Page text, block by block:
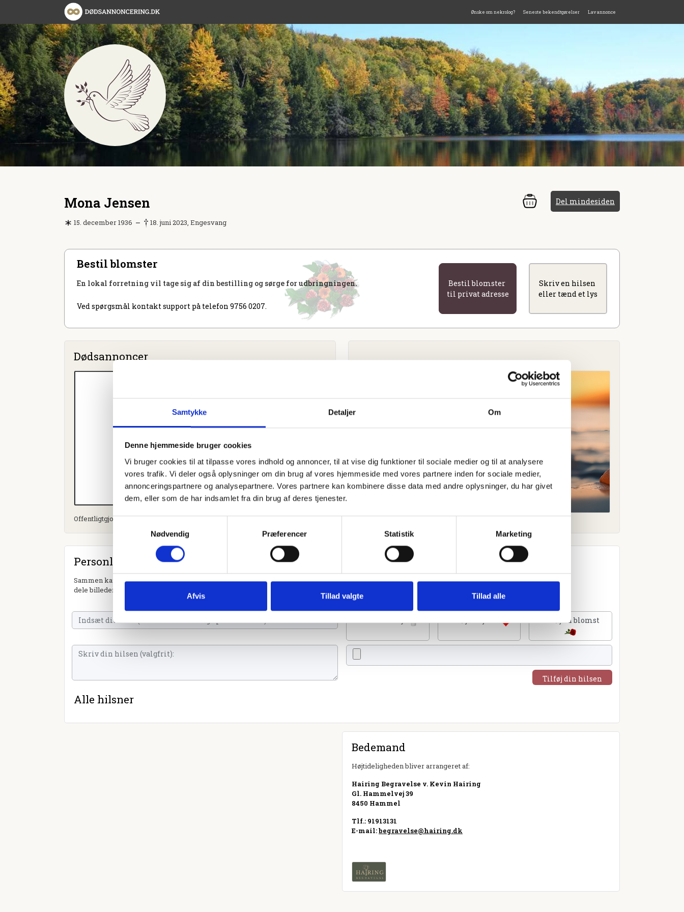
Samtykke Detaljer Om
Denne hjemmeside bruger cookies
Vi bruger cookies til at tilpasse vores indhold og annoncer, til at vise dig funktioner til sociale medier og til at analysere
vores trafik. Vi deler også oplysninger om din brug af vores hjemmeside med vores partnere inden for sociale medier,
annonceringspartnere og analysepartnere. Vores partnere kan kombinere disse data med andre oplysninger, du har givet
dem, eller som de har indsamlet fra din brug af deres tjenester.
Samtykkevalg
Nødvendig
Præferencer Statistik Marketing
Afvis Tillad valgte Tillad alle
Ønske om nekrolog? Seneste bekendtgørelser Lav annonce
Mona Jensen Del mindesiden
15. december 1936 18. juni 2023, Engesvang
Bestil blomster
En lokal forretning vil tage sig af din bestilling og sørge for udbringningen.
Ved spørgsmål kontakt support på telefon 9756 0207.
Bestil blomster
til privat adresse
Skriv en hilsen
eller tænd et lys
Dødsannoncer
Offentligtgjort i Dødsannonce til mindeside d. 19. juni 2023
Personlig hilsen
Sammen kan vi mindes Mona Jensen. Du kan tænde et lys, skrive et mindeord,
dele billeder og video eller blot sende et hjerte eller en rose
Tænd et lys Tilføj et hjerte Tilføj en blomst
Tilføj din hilsen
Alle hilsner
Bedemand
Højtideligheden bliver arrangeret af:
Hairing Begravelse v. Kevin Hairing
Gl. Hammelvej 39
8450 Hammel
Tlf.: 91913131
E-mail:begravelse@hairing.dk